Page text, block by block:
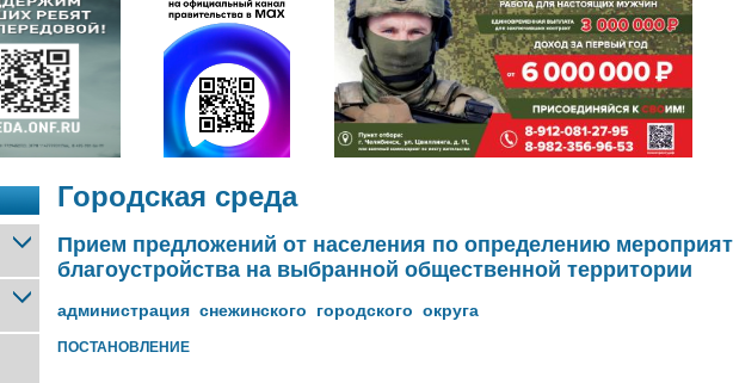
Городская среда
Прием предложений от населения по определению
благоустройства на выбранной общественной территории
администрация снежинского городского округа
ПОСТАНОВЛЕНИЕ